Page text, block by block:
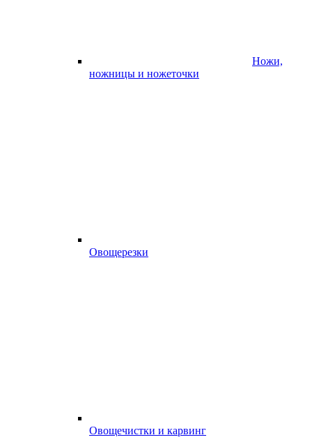
Ножи,
ножницы и ножеточки
Овощерезки
Овощечистки и карвинг